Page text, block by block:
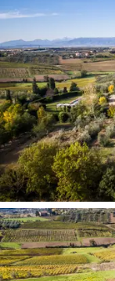
フィレンツェ
ィラは、快適
性が完備され
い風景の中で
のに最適です